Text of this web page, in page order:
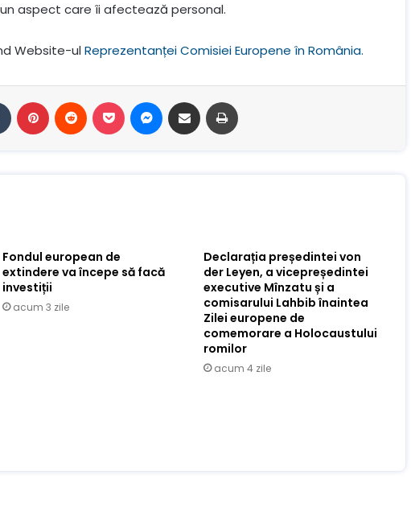
aspect care îi afectează personal.
Website-ulReprezentanței Comisiei Europene în România.
Tumblr Pinterest Reddit Buzunar Mesager Distribuie prin e-mail
Fondul european de
extindere va începe să facă
investiții
acum 3 zile
Declarația președintei von
der Leyen, a vicepreședintei
executive Mînzatu și a
comisarului Lahbib înaintea
Zilei europene de
comemorare a Holocaustului
romilor
acum 4 zile